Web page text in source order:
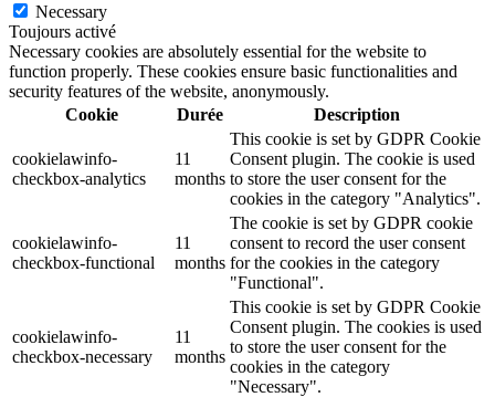
Necessary
Toujours activé
Necessary cookies are absolutely essential for the website to
function properly. These cookies ensure basic functionalities and
security features of the website, anonymously.
Cookie
Durée Description
cookielawinfo-
checkbox-analytics
11
months
This cookie is set by GDPR Cookie
Consent plugin. The cookie is used
to store the user consent for the
cookies in the category "Analytics".
cookielawinfo-
checkbox-functional
11
months
The cookie is set by GDPR cookie
consent to record the user consent
for the cookies in the category
"Functional".
cookielawinfo-
checkbox-necessary
11
months
This cookie is set by GDPR Cookie
Consent plugin. The cookies is used
to store the user consent for the
cookies in the category
"Necessary".